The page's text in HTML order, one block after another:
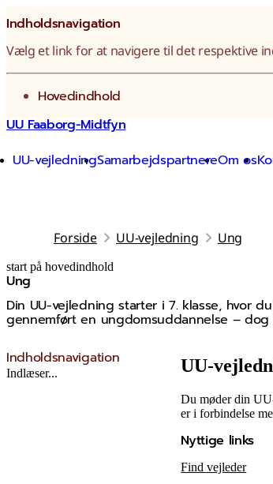
Indholdsnavigation
Vælg et link for at navigere til det respektive
gå til
Hovedindhold
UU Faaborg-Midtfyn
UU-vejledningSamarbejdspartnereOm os
Forside UU-vejledning Ung
start på hovedindhold
Ung
Din UU-vejledning starter i 7. klasse, hvor
gennemført en ungdomsuddannelse –
senest opdateret 16. juli 2026
Indholdsnavigation
Indlæser... UU-
Du møder din
er i forbindelse
Nyttige links
Find vejleder